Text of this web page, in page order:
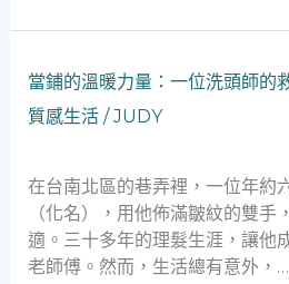
情
救
急
當鋪的溫暖力量：一位洗頭師的
質感生活/JUDY
在台南北區的巷弄裡，一位年約
（化名），用他佈滿皺紋的雙手
適。三十多年的理髮生涯，讓他
老師傅。然而，生活總有意外，…
當
鋪
的
暖
力
量：
一